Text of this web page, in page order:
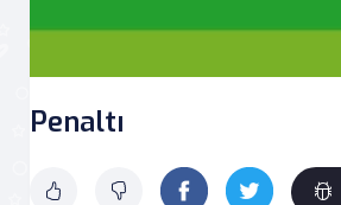
Penaltı